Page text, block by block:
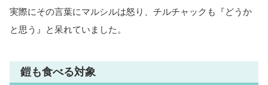
実際にその言葉にマルシルは怒り、チルチャックも『どうか
と思う』と呆れていました。
鎧も食べる対象